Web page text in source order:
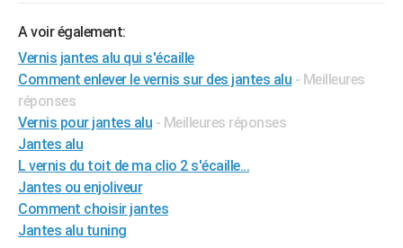
Bricolage
Lifestyle
Culture
SportAuto
Television
Voyage
Cinema
A voir également:
Vernis jantes alu qui s'écaille
Comment enlever le vernis sur des jantes alu - Meilleures
réponses
Vernis pour jantes alu - Meilleures réponses
Jantes alu
L vernis du toit de ma clio 2 s'écaille...
Jantes ou enjoliveur
Comment choisir jantes
Jantes alu tuning